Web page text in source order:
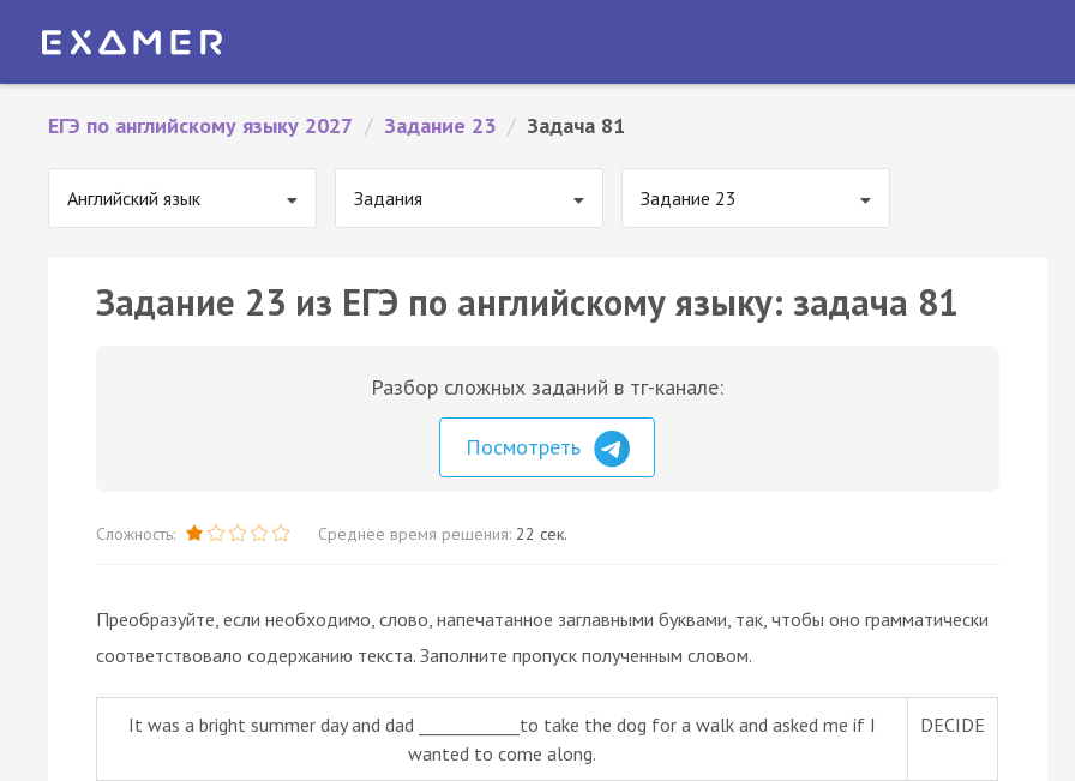
ЕГЭ по английскому языку 2027 / Задание 23 / Задача 81
Английский язык Задания Задание 23
Задание 23 из ЕГЭ по английскому языку: задача 81
Разбор сложных заданий в тг-канале:
Посмотреть
Сложность: Среднее время решения: 22 сек.
Преобразуйте, если необходимо, слово, напечатанное заглавными буквами, так, чтобы оно грамматически
соответствовало содержанию текста. Заполните пропуск полученным словом.
It was a bright summer day and dad ____________to take the dog for a walk and asked me if I
wanted to come along.
DECIDE